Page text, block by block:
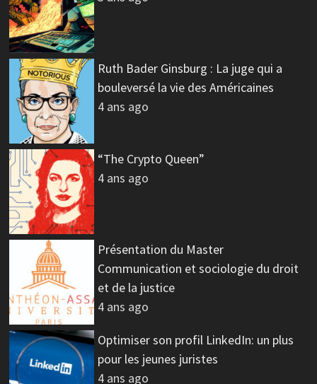
Ruth Bader Ginsburg : La juge qui a
bouleversé la vie des Américaines
4 ans ago
“The Crypto Queen”
4 ans ago
Présentation du Master
Communication et sociologie du droit
et de la justice
4 ans ago
Optimiser son profil LinkedIn: un plus
pour les jeunes juristes
4 ans ago